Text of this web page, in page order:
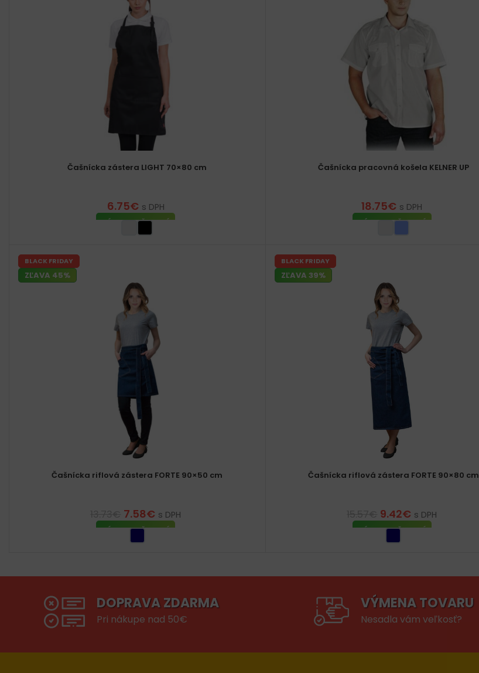
Čašnícka zástera LIGHT 70×80 cm
6.75€ s DPH
VÝBER MOŽNOSTÍ
Čašnícka pracovná košela KELNER UP
18.75€ s DPH
VÝBER MOŽNOSTÍ
BLACK FRIDAY
ZĽAVA 45%
Čašnícka riflová zástera FORTE 90×50 cm
7.58€ s DPH
VÝBER MOŽNOSTÍ
BLACK FRIDAY
ZĽAVA 39%
Čašnícka riflová zástera FORTE 90×80 cm
9.42€ s DPH
VÝBER MOŽNOSTÍ
DOPRAVA ZDARMA
Pri nákupe nad 50€
VÝMENA TOVARU
Nesadla vám veľkosť?